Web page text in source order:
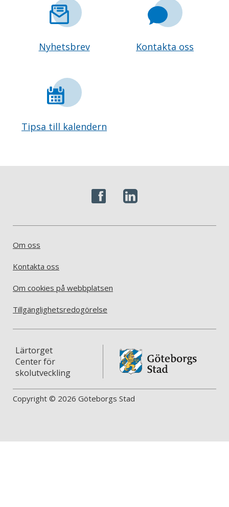
Nyhetsbrev Kontakta oss
Tipsa till kalendern
Om oss
Kontakta oss
Om cookies på webbplatsen
Tillgänglighetsredogörelse
Lärtorget
Center för
skolutveckling
Copyright © 2026 Göteborgs Stad